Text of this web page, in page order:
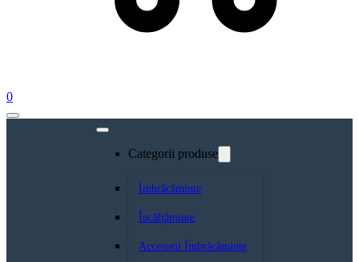
0
Categorii produse
Îmbrăcăminte
Încălțăminte
Accesorii Îmbrăcăminte